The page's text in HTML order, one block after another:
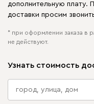
дополнительную плату.
доставки просим
* при оформлении заказа в
не действуют.
Узнать стоимость